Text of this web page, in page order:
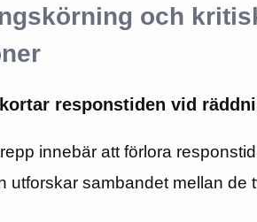
och
responstiden vid
innebär att förlora
utforskar sambandet mellan de